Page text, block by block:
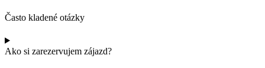
Často kladené otázky
Ako si zarezervujem zájazd?